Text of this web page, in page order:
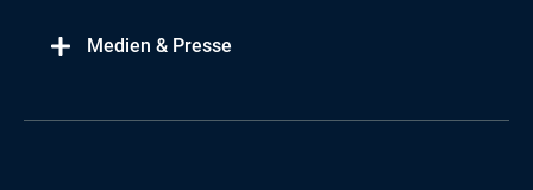
Medien & Presse